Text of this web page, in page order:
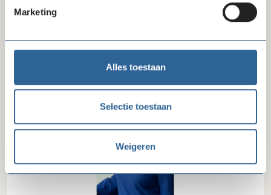
Marketing
Alles toestaan
Selectie toestaan
Weigeren
Beëindiging convenant na invoering recht